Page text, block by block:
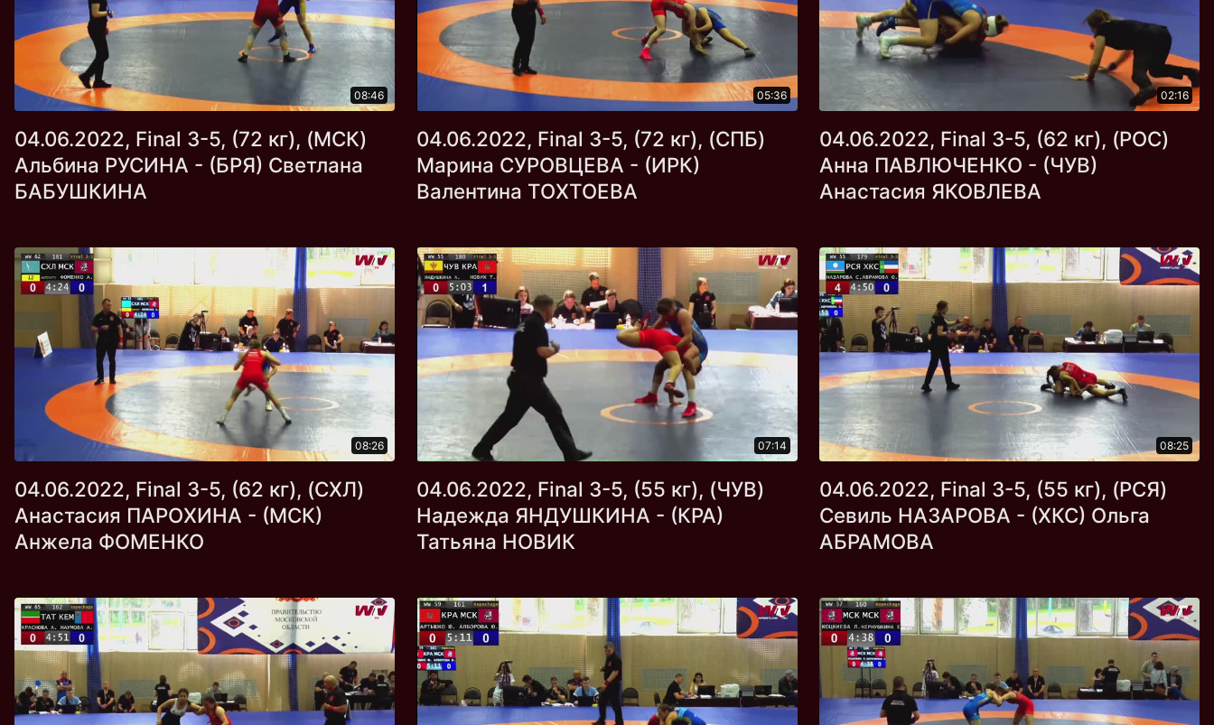
08:46
04.06.2022, Final 3-5, (72 кг), (МСК)
Альбина РУСИНА - (БРЯ) Светлана
БАБУШКИНА
05:36
04.06.2022, Final 3-5, (72 кг), (СПБ)
Марина СУРОВЦЕВА - (ИРК)
Валентина ТОХТОЕВА
02:16
04.06.2022, Final 3-5, (62 кг), (РОС)
Анна ПАВЛЮЧЕНКО - (ЧУВ)
Анастасия ЯКОВЛЕВА
08:26
04.06.2022, Final 3-5, (62 кг), (СХЛ)
Анастасия ПАРОХИНА - (МСК)
Анжела ФОМЕНКО
07:14
04.06.2022, Final 3-5, (55 кг), (ЧУВ)
Надежда ЯНДУШКИНА - (КРА)
Татьяна НОВИК
08:25
04.06.2022, Final 3-5, (55 кг), (РСЯ)
Севиль НАЗАРОВА - (ХКС) Ольга
АБРАМОВА